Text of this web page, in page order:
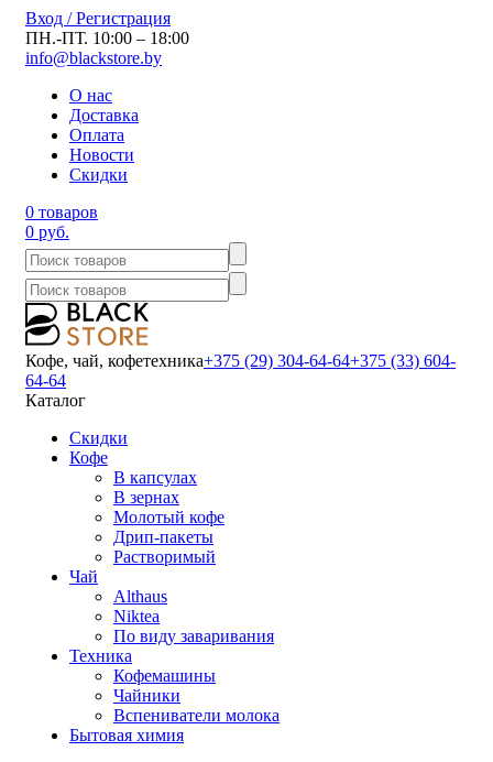
Вход / Регистрация
ПН.-ПТ. 10:00 – 18:00
info@blackstore.by
О нас
Доставка
Оплата
Новости
Скидки
0 товаров
0 руб.
Кофе, чай, кофетехника+375 (29) 304-64-64+375 (33) 604-
64-64
Каталог
Скидки
Кофе
В капсулах
В зернах
Молотый кофе
Дрип-пакеты
Растворимый
Чай
Althaus
Niktea
По виду заваривания
Техника
Кофемашины
Чайники
Вспениватели молока
Бытовая химия